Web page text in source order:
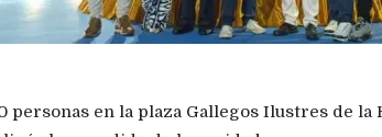
personas en la plaza Gallegos Ilustres de la